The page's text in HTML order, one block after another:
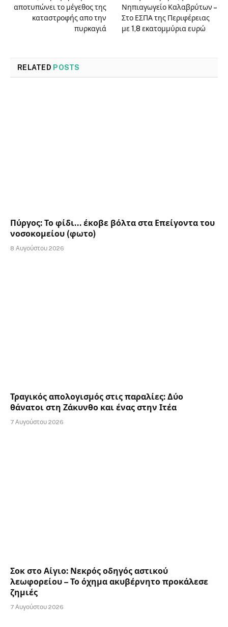
αποτυπώνει το μέγεθος της
καταστροφής απο την
πυρκαγιά
Νηπιαγωγείο Καλαβρύτων –
Στο ΕΣΠΑ της Περιφέρειας
με 1,8 εκατομμύρια ευρώ
RELATED POSTS
Πύργος: Το φίδι… έκοβε βόλτα στα Επείγοντα του
νοσοκομείου (φωτο)
8 Αυγούστου 2026
Τραγικός απολογισμός στις παραλίες: Δύο
θάνατοι στη Ζάκυνθο και ένας στην Ιτέα
7 Αυγούστου 2026
Σοκ στο Αίγιο: Νεκρός οδηγός αστικού
λεωφορείου – Το όχημα ακυβέρνητο προκάλεσε
ζημιές
7 Αυγούστου 2026